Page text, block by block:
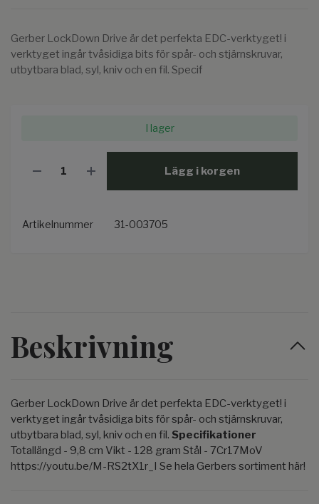
Gerber LockDown Drive är det perfekta EDC-verktyget! i
verktyget ingår tvåsidiga bits för spår- och stjärnskruvar,
utbytbara blad, syl, kniv och en fil. Specif
I lager
Lägg i korgen
Artikelnummer 31-003705
Beskrivning
Gerber LockDown Drive är det perfekta EDC-verktyget! i
verktyget ingår tvåsidiga bits för spår- och stjärnskruvar,
utbytbara blad, syl, kniv och en fil. Specifikationer
Totallängd - 9,8 cm Vikt - 128 gram Stål - 7Cr17MoV
https://youtu.be/M-RS2tX1r_I Se hela Gerbers sortiment här!